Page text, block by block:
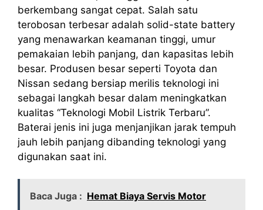
berkembang sangat cepat. Salah satu
terobosan terbesar adalah solid-state battery
yang menawarkan keamanan tinggi, umur
pemakaian lebih panjang, dan kapasitas lebih
besar. Produsen besar seperti Toyota dan
Nissan sedang bersiap merilis teknologi ini
sebagai langkah besar dalam meningkatkan
kualitas “Teknologi Mobil Listrik Terbaru”.
Baterai jenis ini juga menjanjikan jarak tempuh
jauh lebih panjang dibanding teknologi yang
digunakan saat ini.
Baca Juga : Hemat Biaya Servis Motor